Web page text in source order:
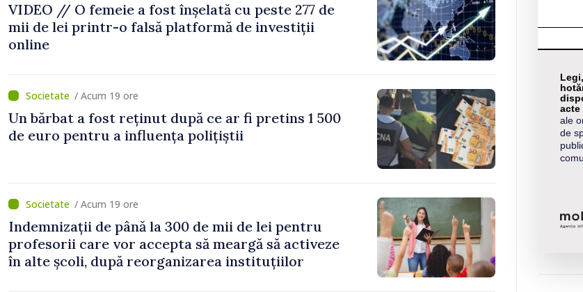
VIDEO // O femeie a fost înșelată cu peste 277 de
mii de lei printr-o falsă platformă de investiții
online
/ Acum 19 ore
Un bărbat a fost reținut după ce ar fi pretins 1 500
de euro pentru a influența polițiștii
/ Acum 19 ore
Indemnizații de până la 300 de mii de lei pentru
profesorii care vor accepta să meargă să activeze
în alte școli, după reorganizarea instituțiilor
Legi,
acte
ale
de